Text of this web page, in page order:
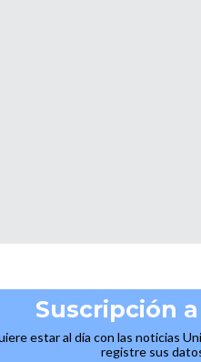
Suscripción
estar al día con las noticias
registre sus